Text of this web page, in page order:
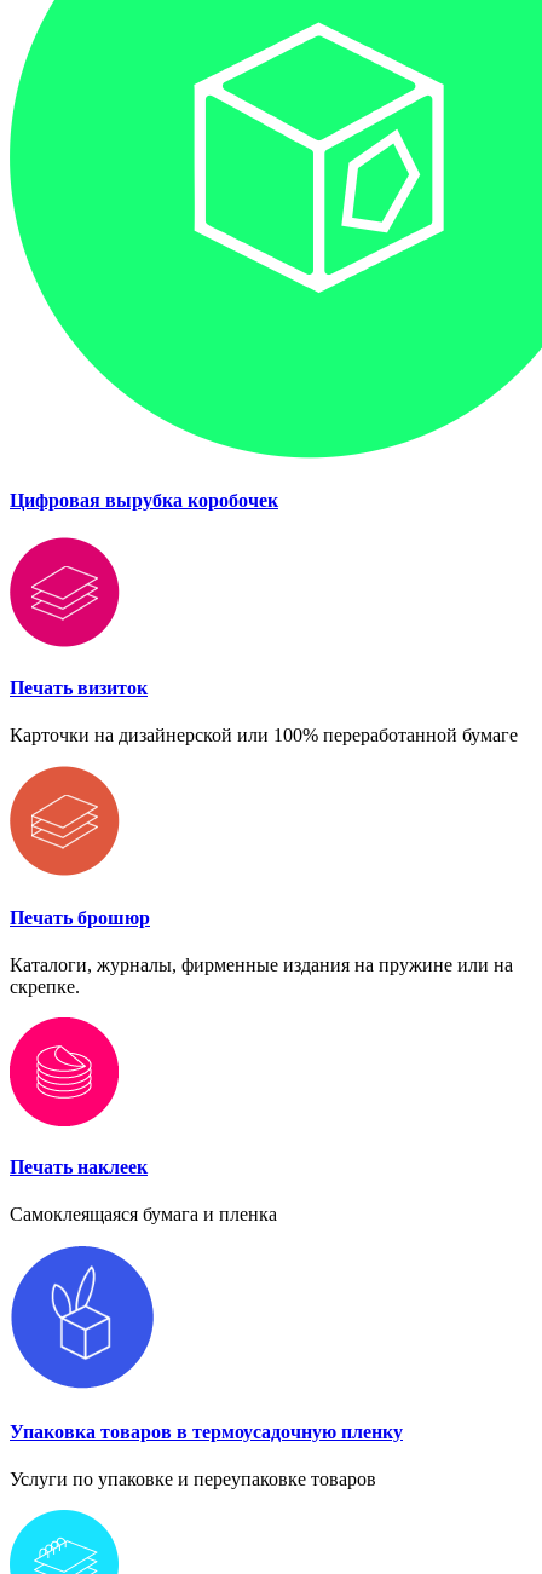
Цифровая вырубка коробочек
Печать визиток
Карточки на дизайнерской или 100% переработанной бумаге
Печать брошюр
Каталоги, журналы, фирменные издания на пружине или на
скрепке.
Печать наклеек
Самоклеящаяся бумага и пленка
Упаковка товаров в термоусадочную пленку
Услуги по упаковке и переупаковке товаров